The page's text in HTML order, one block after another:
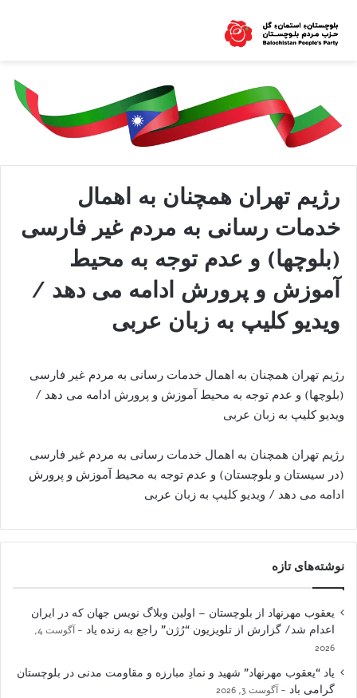
رژیم تهران همچنان به اهمال
خدمات رسانی به مردم غیر فارسی
(بلوچها) و عدم توجه به محیط
آموزش و پرورش ادامه می دهد /
ویدیو کلیپ به زبان عربی
رژیم تهران همچنان به اهمال خدمات رسانی به مردم غیر فارسی
(بلوچها) و عدم توجه به محیط آموزش و پرورش ادامه می دهد /
ویدیو کلیپ به زبان عربی
رژیم تهران همچنان به اهمال خدمات رسانی به مردم غیر فارسی
(در سیستان و بلوچستان) و عدم توجه به محیط آموزش و پرورش
ادامه می دهد / ویدیو کلیپ به زبان عربی
نوشته‌های تازه
یعقوب مهرنهاد از بلوچستان – اولین وبلاگ نویس جهان که در ایران
اعدام شد/ گزارش از تلویزیون “رُژن” راجع به زنده یاد
آگوست 4,
2026
یاد “یعقوب مهرنهاد” شهید و نمادِ مبارزه و مقاومت مدنی در بلوچستان
گرامی باد
آگوست 3, 2026